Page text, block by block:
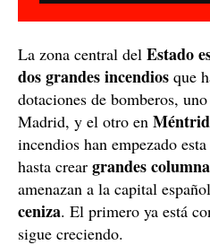
La zona central del Estado
dos grandes incendios que
dotaciones de bomberos,
Madrid, y el otro en
incendios han empezado
hasta crear grandes
amenazan a la capital
ceniza. El primero ya está
sigue creciendo.